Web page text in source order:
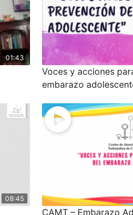
01:43
Voces y acciones
embarazo
08:45
CAMT – Embarazo